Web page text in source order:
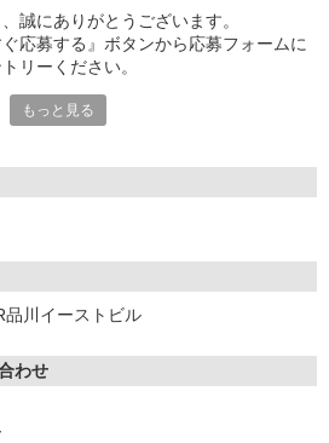
誠にありがとうございます。
応募する』ボタンから応募フォームに
リーください。
もっと見る
川イーストビル
わせ